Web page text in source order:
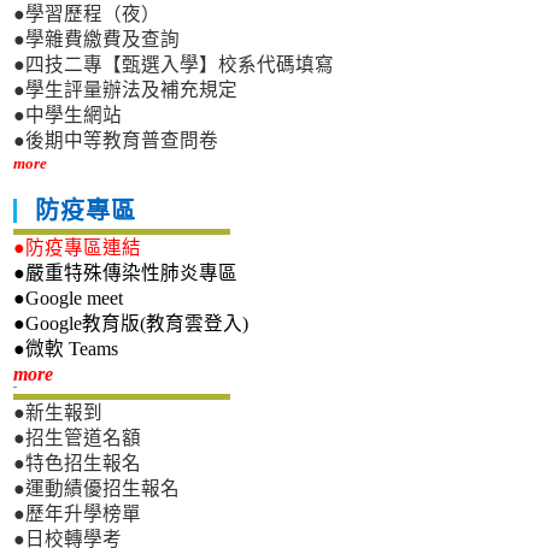
●學習歷程（夜）
●學雜費繳費及查詢
●四技二專【甄選入學】校系代碼填寫
●學生評量辦法及補充規定
●中學生網站
●後期中等教育普查問卷
more
防疫專區
●防疫專區連結
●嚴重特殊傳染性肺炎專區
●Google meet
●Google教育版(教育雲登入)
●微軟 Teams
more新生專區
●新生報到
●招生管道名額
●特色招生報名
●運動績優招生報名
●歷年升學榜單
●日校轉學考